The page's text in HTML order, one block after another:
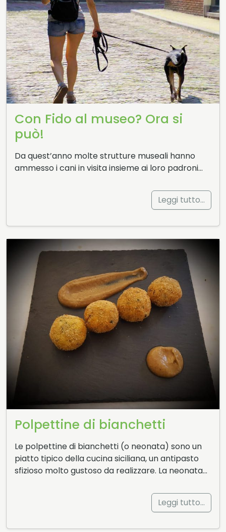
Con Fido al museo? Ora si
può!
Da quest’anno molte strutture museali hanno
ammesso i cani in visita insieme ai loro padroni…
Leggi tutto…
Polpettine di bianchetti
Le polpettine di bianchetti (o neonata) sono un
piatto tipico della cucina siciliana, un antipasto
sfizioso molto gustoso da realizzare. La neonata…
Leggi tutto…